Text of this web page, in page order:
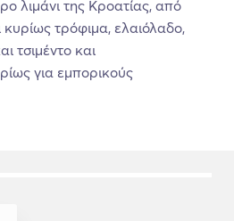
λιμάνι της Κροατίας, από
κυρίως τρόφιμα, ελαιόλαδο,
τσιμέντο και
για εμπορικούς